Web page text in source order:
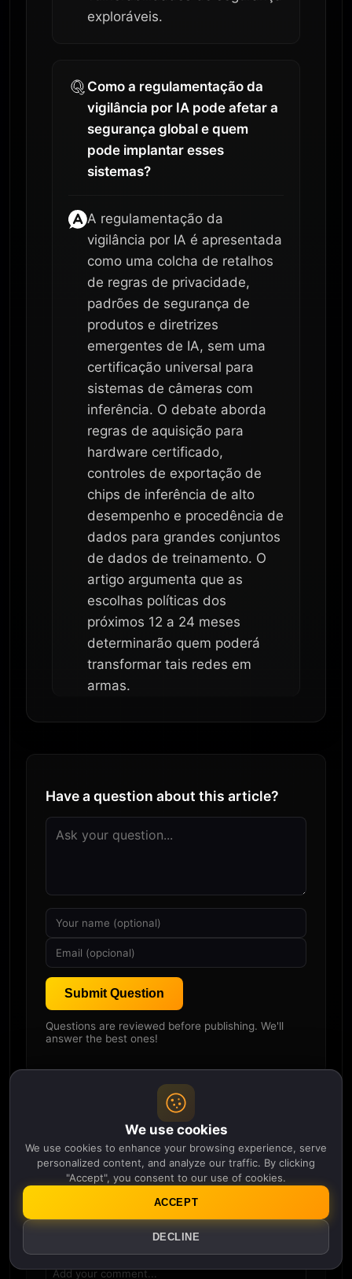
exploráveis.
Como a regulamentação da
vigilância por IA pode afetar a
segurança global e quem
pode implantar esses
sistemas?
A regulamentação da
vigilância por IA é apresentada
como uma colcha de retalhos
de regras de privacidade,
padrões de segurança de
produtos e diretrizes
emergentes de IA, sem uma
certificação universal para
sistemas de câmeras com
inferência. O debate aborda
regras de aquisição para
hardware certificado,
controles de exportação de
chips de inferência de alto
desempenho e procedência de
dados para grandes conjuntos
de dados de treinamento. O
artigo argumenta que as
escolhas políticas dos
próximos 12 a 24 meses
determinarão quem poderá
transformar tais redes em
armas.
Have a question about this article?
Submit Question
Questions are reviewed before publishing. We'll
answer the best ones!
Comments
No comments yet. Be the first!
We use cookies
We use cookies to enhance your browsing experience, serve
personalized content, and analyze our traffic. By clicking
"Accept", you consent to our use of cookies.
DECLINE
ACCEPT